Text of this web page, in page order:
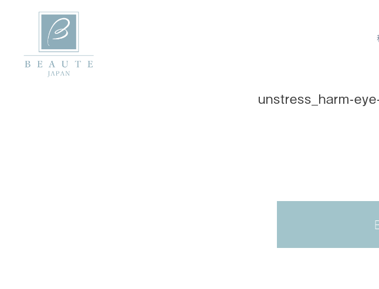
unstress_harm-